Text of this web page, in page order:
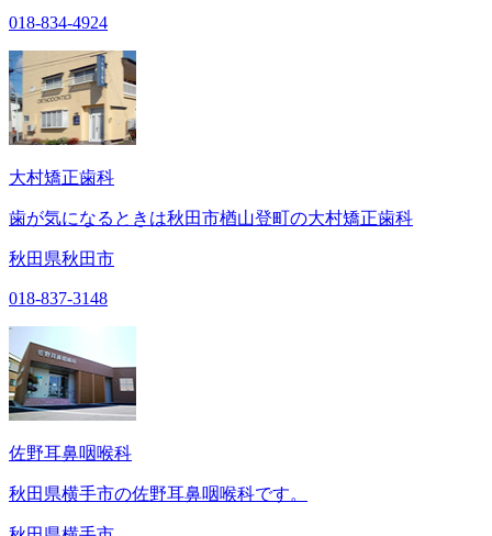
018-834-4924
大村矯正歯科
歯が気になるときは秋田市楢山登町の大村矯正歯科
秋田県秋田市
018-837-3148
佐野耳鼻咽喉科
秋田県横手市の佐野耳鼻咽喉科です。